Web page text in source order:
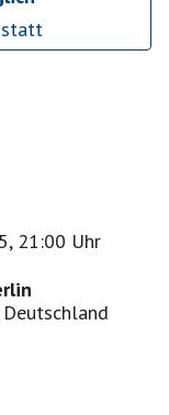
statt
21:00 Uhr